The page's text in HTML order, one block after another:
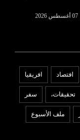
07 أغسطس 2026
افتصاد افريقيا
تحقيقات، سفر
ملف الأسبوع